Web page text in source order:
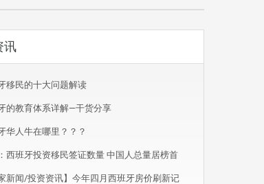
讯
移民的十大问题解读
的教育体系详解—干货分享
华人牛在哪里？？？
西班牙投资移民签证数量 中国人总量居榜首
家新闻/投资资讯】今年四月西班牙房价刷新记